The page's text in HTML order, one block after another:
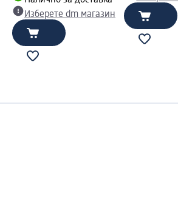
Изберете dm магазин